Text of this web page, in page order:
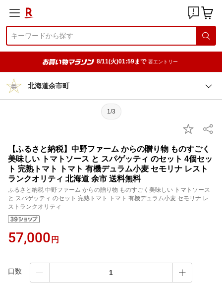
8/11(火)01:59まで 要エントリー
北海道余市町
1/3
【ふるさと納税】中野ファーム からの贈り物 ものすごく
美味しい トマトソース と スパゲッティ のセット 4個セッ
ト 完熟トマト トマト 有機デュラム小麦 セモリナ レスト
ランクオリティ 北海道 余市 送料無料
ふるさと納税 中野ファーム からの贈り物 ものすごく美味しい トマトソース
と スパゲッティ のセット 完熟トマト トマト 有機デュラム小麦 セモリナ レ
ストランクオリティ
57,000 円
口数